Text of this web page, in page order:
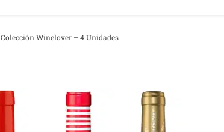
Colección Winelover – 4 Unidades